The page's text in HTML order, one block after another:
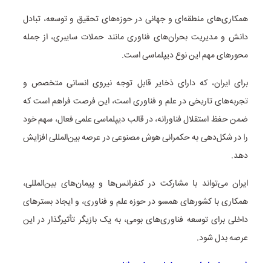
همکاری‌های منطقه‌ای و جهانی در حوزه‌های تحقیق و توسعه، تبادل
دانش و مدیریت بحران‌های فناوری مانند حملات سایبری، از جمله
محورهای مهم این نوع دیپلماسی است.
برای ایران، که دارای ذخایر قابل توجه نیروی انسانی متخصص و
تجربه‌های تاریخی در علم و فناوری است، این فرصت فراهم است که
ضمن حفظ استقلال فناورانه، در قالب دیپلماسی علمی فعال، سهم خود
را در شکل‌دهی به حکمرانی هوش مصنوعی در عرصه بین‌المللی افزایش
دهد.
ایران می‌تواند با مشارکت در کنفرانس‌ها و پیمان‌های بین‌المللی،
همکاری با کشورهای همسو در حوزه علم و فناوری، و ایجاد بسترهای
داخلی برای توسعه فناوری‌های بومی، به یک بازیگر تأثیرگذار در این
عرصه بدل شود.